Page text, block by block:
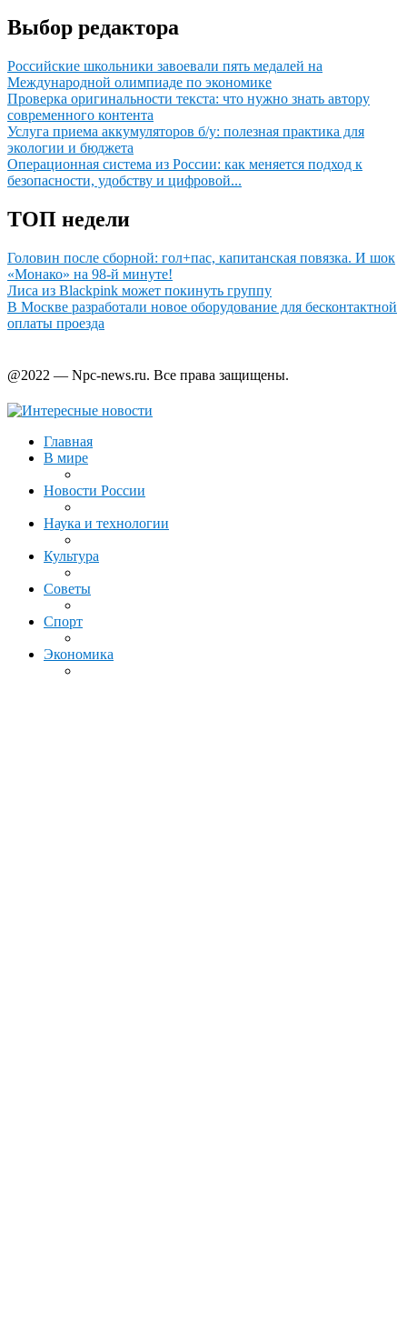
Выбор редактора
Российские школьники завоевали пять медалей на
Международной олимпиаде по экономике
Проверка оригинальности текста: что нужно знать автору
современного контента
Услуга приема аккумуляторов б/у: полезная практика для
экологии и бюджета
Операционная система из России: как меняется подход к
безопасности, удобству и цифровой...
ТОП недели
Головин после сборной: гол+пас, капитанская повязка. И шок
«Монако» на 98-й минуте!
Лиcа из Blackpink может покинуть группу
В Москве разработали новое оборудование для бесконтактной
оплаты проезда
@2022 — Npc-news.ru. Все права защищены.
Главная
В мире
Новости России
Наука и технологии
Культура
Советы
Спорт
Экономика